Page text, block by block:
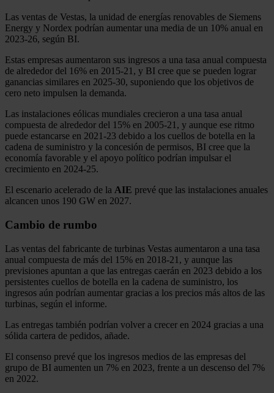
Las ventas de Vestas, la unidad de energías renovables de Siemens
Energy y Nordex podrían aumentar una media de un 10% anual en
2023-26, según BI.
Estas empresas aumentaron sus ingresos a una tasa anual compuesta
de alrededor del 16% en 2015-21, y BI cree que se pueden lograr
ganancias similares en 2025-30, suponiendo que los objetivos de
cero neto impulsen la demanda.
Las instalaciones eólicas mundiales crecieron a una tasa anual
compuesta de alrededor del 15% en 2005-21, y aunque ese ritmo
puede estancarse en 2021-23 debido a los cuellos de botella en la
cadena de suministro y la concesión de permisos, BI cree que la
economía favorable y el apoyo político podrían impulsar el
crecimiento en 2024-25.
El escenario acelerado de la AIE prevé que las instalaciones anuales
alcancen unos 190 GW en 2027.
Cambio de rumbo
Las ventas del fabricante de turbinas Vestas aumentaron a una tasa
anual compuesta de más del 15% en 2018-21, y aunque las
previsiones apuntan a que las entregas caerán en 2023 debido a los
persistentes cuellos de botella en la cadena de suministro, los
ingresos aún podrían aumentar gracias a los precios más altos de las
turbinas, según el informe.
Las entregas también podrían volver a crecer en 2024 gracias a una
sólida cartera de pedidos, añade.
El consenso prevé que los ingresos medios de las empresas del
grupo de BI aumenten un 7% en 2023, frente a un descenso del 7%
en 2022.